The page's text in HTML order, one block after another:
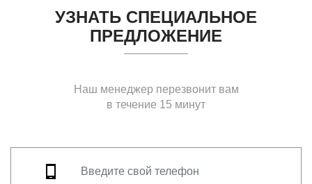
УЗНАТЬ СПЕЦИАЛЬНОЕ
ПРЕДЛОЖЕНИЕ
Наш менеджер перезвонит вам
в течение 15 минут